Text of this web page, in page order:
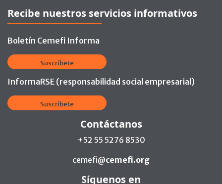
Recibe nuestros servicios informativos
Boletín Cemefi Informa
Suscríbete
InformaRSE (responsabilidad social empresarial)
Suscríbete
Contáctanos
+52 55 5276 8530
cemefi@cemefi.org
Síguenos en